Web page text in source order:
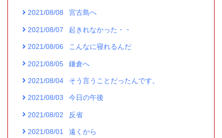
2021/08/08 宮古島へ
2021/08/07 起きれなかった・・
2021/08/06 こんなに寝れるんだ
2021/08/05 鎌倉へ
2021/08/04 そう言うことだったんです。
2021/08/03 今日の午後
2021/08/02 反省
2021/08/01 遠くから